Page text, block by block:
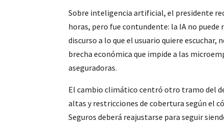
Sobre inteligencia artificial, el presidente
horas, pero fue contundente: la IA no
discurso a lo que el usuario quiere
brecha económica que impide a las
aseguradoras.
El cambio climático centró otro tramo del
altas y restricciones de cobertura según el
Seguros deberá reajustarse para seguir